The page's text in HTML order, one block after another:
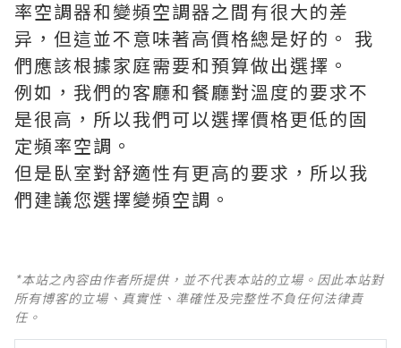
率空調器和變頻空調器之間有很大的差
异，但這並不意味著高價格總是好的。 我
們應該根據家庭需要和預算做出選擇。
例如，我們的客廳和餐廳對溫度的要求不
是很高，所以我們可以選擇價格更低的固
定頻率空調。
但是臥室對舒適性有更高的要求，所以我
們建議您選擇變頻空調。
*本站之內容由作者所提供，並不代表本站的立場。因此本站對
所有博客的立場、真實性、準確性及完整性不負任何法律責
任。